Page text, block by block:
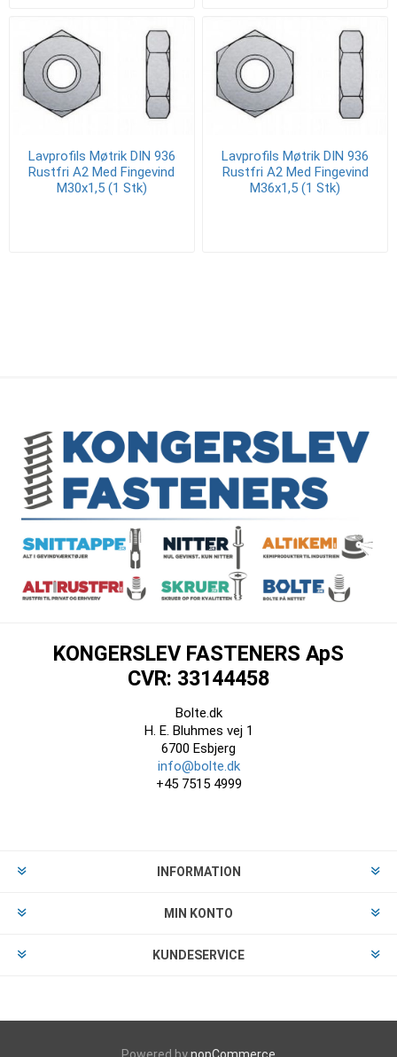
Lavprofils Møtrik DIN 936
Rustfri A2 Med Fingevind
M30x1,5 (1 Stk)
Lavprofils Møtrik DIN 936
Rustfri A2 Med Fingevind
M36x1,5 (1 Stk)
KONGERSLEV FASTENERS ApS
CVR: 33144458
Bolte.dk
H. E. Bluhmes vej 1
6700 Esbjerg
info@bolte.dk
+45 7515 4999
INFORMATION
MIN KONTO
KUNDESERVICE